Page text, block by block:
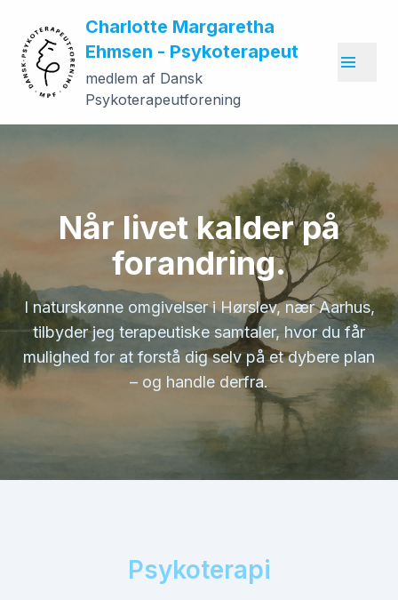
Charlotte Margaretha
Ehmsen - Psykoterapeut
medlem af Dansk
Psykoterapeutforening
Når livet kalder på
forandring.
I naturskønne omgivelser i Hørslev, nær Aarhus,
tilbyder jeg terapeutiske samtaler, hvor du får
mulighed for at forstå dig selv på et dybere plan
– og handle derfra.
Psykoterapi